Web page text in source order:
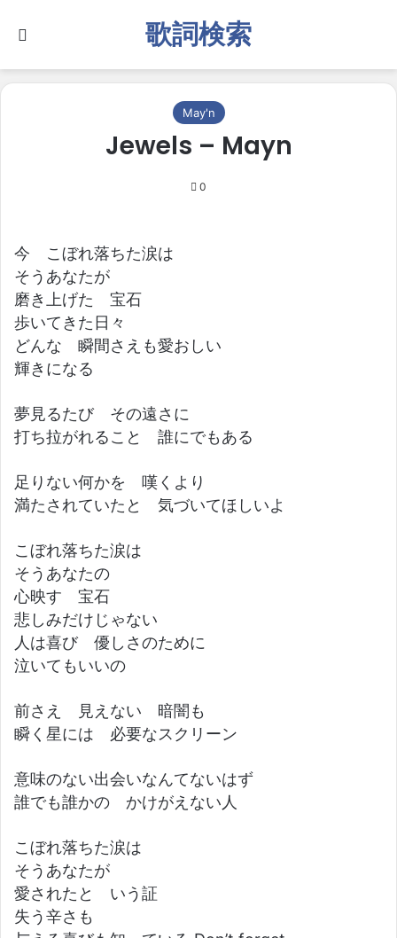
歌詞検索
May'n
Jewels – Mayn
0
今 こぼれ落ちた涙は
そうあなたが
磨き上げた 宝石
歩いてきた日々
どんな 瞬間さえも愛おしい
輝きになる
夢見るたび その遠さに
打ち拉がれること 誰にでもある
足りない何かを 嘆くより
満たされていたと 気づいてほしいよ
こぼれ落ちた涙は
そうあなたの
心映す 宝石
悲しみだけじゃない
人は喜び 優しさのために
泣いてもいいの
前さえ 見えない 暗闇も
瞬く星には 必要なスクリーン
意味のない出会いなんてないはず
誰でも誰かの かけがえない人
こぼれ落ちた涙は
そうあなたが
愛されたと いう証
失う辛さも